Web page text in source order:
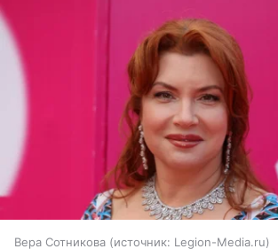
Вера Сотникова источник: Legion-Media.ru